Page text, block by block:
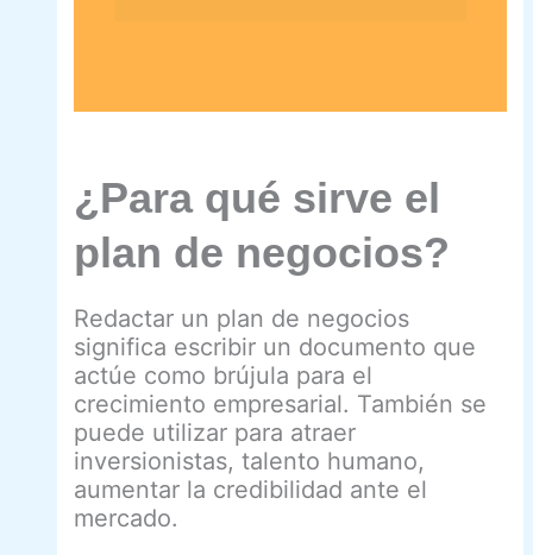
¿Para qué sirve el
plan de negocios?
Redactar un plan de negocios
significa escribir un documento que
actúe como brújula para el
crecimiento empresarial. También se
puede utilizar para atraer
inversionistas, talento humano,
aumentar la credibilidad ante el
mercado.